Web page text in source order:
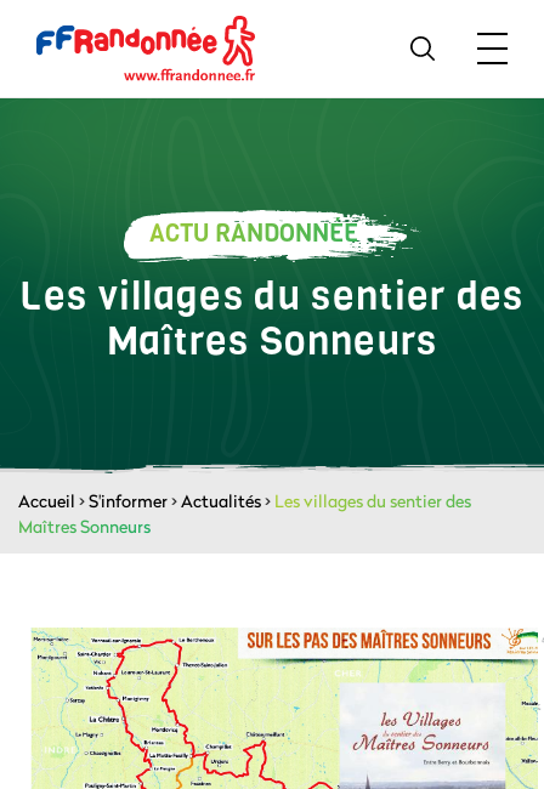
ACTU RANDONNÉE
Les villages du sentier des
Maîtres Sonneurs
Accueil >S'informer>Actualités> Les villages du sentier des
Maîtres Sonneurs